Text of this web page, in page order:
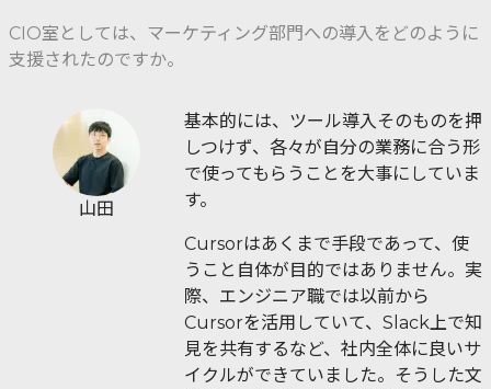
CIO室としては、マーケティング部門への導入をどのように
支援されたのですか。
山田
基本的には、ツール導入そのものを押
しつけず、各々が自分の業務に合う形
で使ってもらうことを大事にしていま
す。
Cursorはあくまで手段であって、使
うこと自体が目的ではありません。実
際、エンジニア職では以前から
Cursorを活用していて、Slack上で知
見を共有するなど、社内全体に良いサ
イクルができていました。そうした文